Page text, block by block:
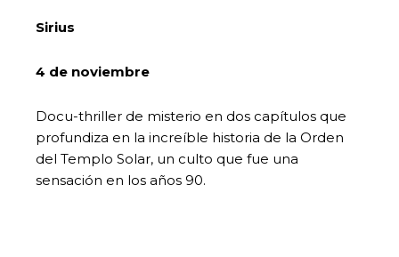
Sirius
4 de noviembre
Docu-thriller de misterio en dos capítulos que
profundiza en la increíble historia de la Orden
del Templo Solar, un culto que fue una
sensación en los años 90.